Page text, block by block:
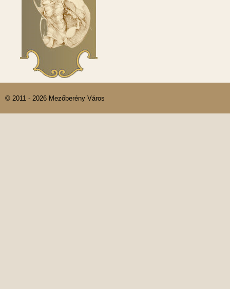
© 2011 - 2026 Mezőberény Város